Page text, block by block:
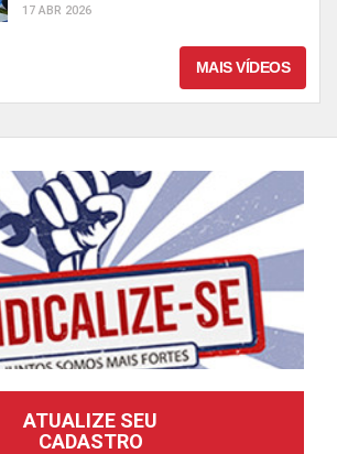
17 ABR 2026
MAIS VÍDEOS
ATUALIZE SEU
CADASTRO